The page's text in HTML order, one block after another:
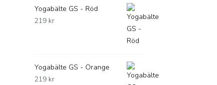
Yogabälte GS - Röd
219 kr
Yogabälte GS - Orange
219 kr